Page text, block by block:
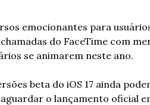
emocionantes para
do FaceTime com
se animarem neste ano.
beta do iOS 17 ainda
o lançamento oficial